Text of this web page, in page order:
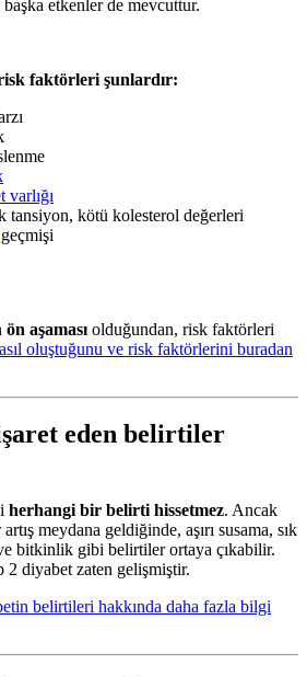
etkenler de mevcuttur.
faktörleri şunlardır:
tansiyon, kötü kolesterol değerleri
geçmişi
ön aşaması olduğundan, risk faktörleri
oluştuğunu ve risk faktörlerini buradan
eden belirtiler
herhangi bir belirti hissetmez. Ancak
meydana geldiğinde, aşırı susama, sık
bitkinlik gibi belirtiler ortaya çıkabilir.
2 diyabet zaten gelişmiştir.
belirtileri hakkında daha fazla bilgi